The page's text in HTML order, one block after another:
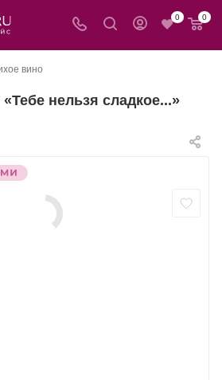
0 0
вино
нельзя сладкое...»